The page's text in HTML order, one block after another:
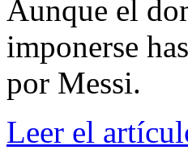
Aunque el
imponerse
por Messi.
Leer el